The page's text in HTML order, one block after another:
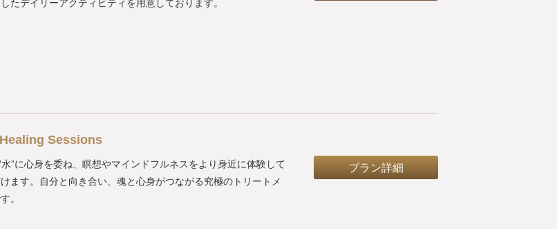
たデイリーアクティビティを用意しております。
Sessions
水”に心身を委ね、瞑想やマインドフルネスをより身近に体験して
ます。自分と向き合い、魂と心身がつながる究極のトリートメ
。
プラン詳細